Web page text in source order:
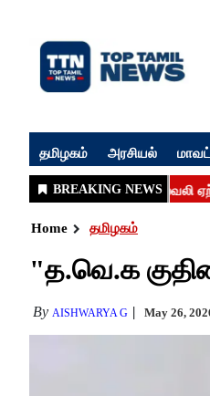
தமிழகம் அரசியல்
Home தமிழகம்
"த.வெ.க
By AISHWARYA G May 26,